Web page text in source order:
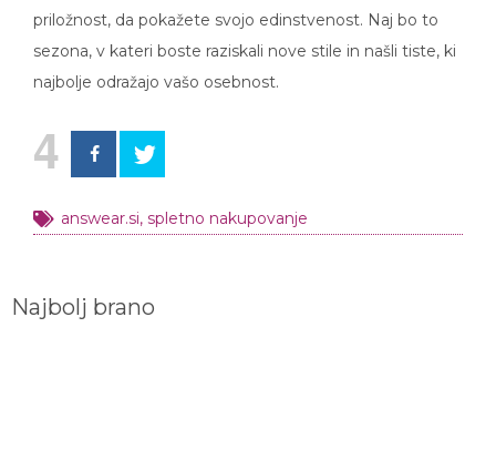
priložnost, da pokažete svojo edinstvenost. Naj bo to
sezona, v kateri boste raziskali nove stile in našli tiste, ki
najbolje odražajo vašo osebnost.
4
answear.si, spletno nakupovanje
Najbolj brano